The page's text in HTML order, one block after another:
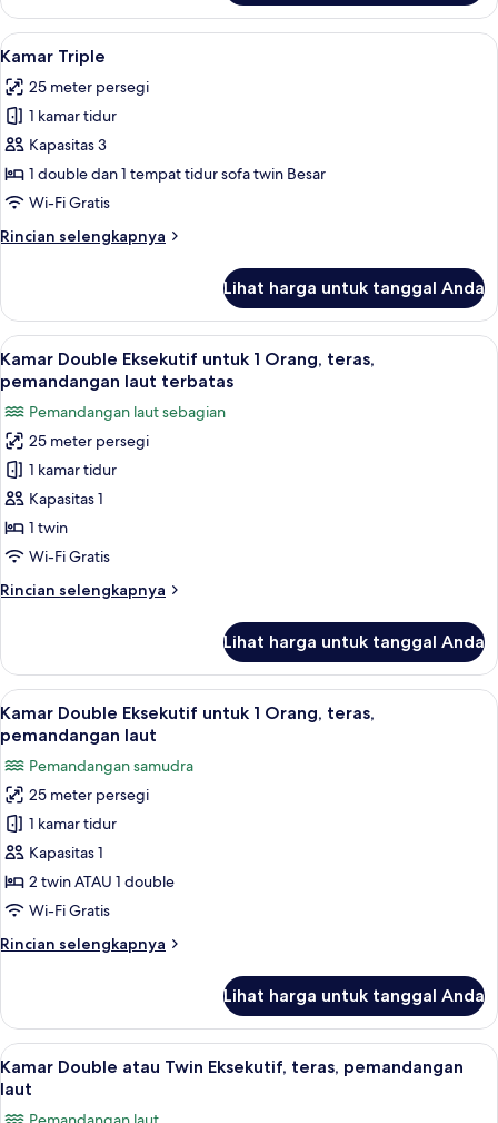
Kamar
Triple,
pemandangan
(3
adults)
Lihat
semua
foto
untuk
Kamar
Triple
Seprai antialergi, selimut bulu angsa,
8
Kamar Triple
25 meter persegi
1 kamar tidur
Kapasitas 3
1 double dan 1 tempat tidur sofa twin Besar
Wi-Fi Gratis
Rincian selengkapnya
Rincian
Kamar
Triple
Lihat harga untuk tanggal Anda
Lihat
semua
foto
untuk
Kamar
Double
Eksekutif
untuk
1
teras,
terbatas
Seprai antialergi, selimut bulu angsa,
8
Kamar Double Eksekutif untuk 1 Orang, teras,
pemandangan laut terbatas
Pemandangan laut sebagian
25 meter persegi
1 kamar tidur
Kapasitas 1
1 twin
Wi-Fi Gratis
Rincian selengkapnya
Rincian
Kamar
Double
Eksekutif
untuk
1
Orang,
teras,
pemandangan
laut
terbatas
Lihat harga untuk tanggal Anda
Lihat
semua
foto
untuk
Kamar
Double
Eksekutif
untuk
1
teras,
Seprai antialergi, selimut bulu angsa,
7
Kamar Double Eksekutif untuk 1 Orang, teras,
pemandangan laut
Pemandangan samudra
25 meter persegi
1 kamar tidur
Kapasitas 1
2 twin ATAU 1 double
Wi-Fi Gratis
Rincian selengkapnya
Rincian
Kamar
Double
Eksekutif
untuk
Lihat harga untuk tanggal Anda
Lihat
semua
Seprai antialergi, selimut bulu angsa,
7
Kamar Double atau Twin Eksekutif, teras, pemandangan
laut